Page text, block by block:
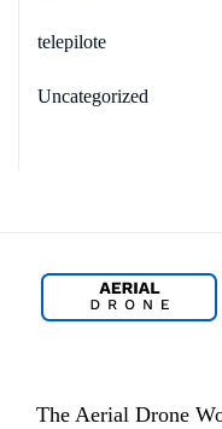
telepilote
Uncategorized
The Aerial Drone